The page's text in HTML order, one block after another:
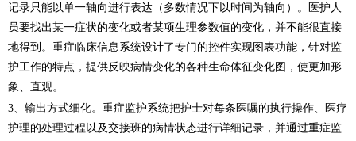
记录只能以单一轴向进行表达（多数情况下以时间为轴向）。医护人
员要找出某一症状的变化或者某项生理参数值的变化，并不能很直接
地得到。重症临床信息系统设计了专门的控件实现图表功能，针对监
护工作的特点，提供反映病情变化的各种生命体征变化图，使更加形
象、直观。
3、输出方式细化。重症监护系统把护士对每条医嘱的执行操作、医疗
护理的处理过程以及交接班的病情状态进行详细记录，并通过重症监